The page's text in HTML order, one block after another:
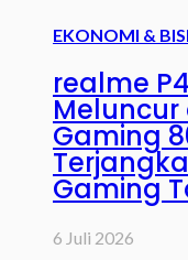
EKONOMI &
realme
Meluncur
Gaming
Gaming
6 Juli 2026